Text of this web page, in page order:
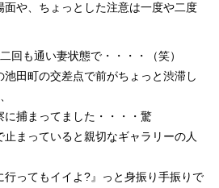
面や、ちょっとした注意は一度や二度
回も通い妻状態で・・・・（笑）
田町の交差点で前がちょっと渋滞し
に捕まってました・・・・驚
まっていると親切なギャラリーの人
ってもイイよ?』っと身振り手振りで